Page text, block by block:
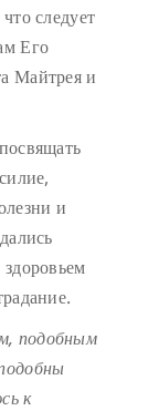
следует
Его
Майтрея и
и
подобным
к